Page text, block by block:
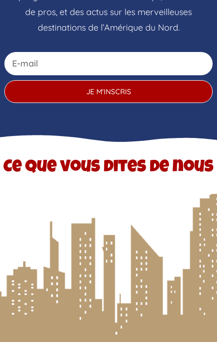
de pros, et des actus sur les merveilleuses
destinations de l’Amérique du Nord.
JE M'INSCRIS
Ce que vous dites de nous